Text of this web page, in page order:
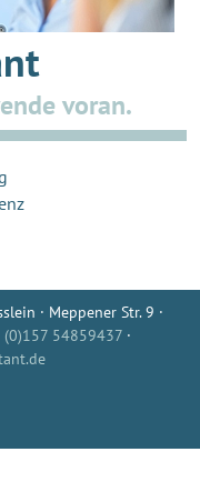
voran.
· Meppener Str. 9 ·
(0)157 54859437 ·